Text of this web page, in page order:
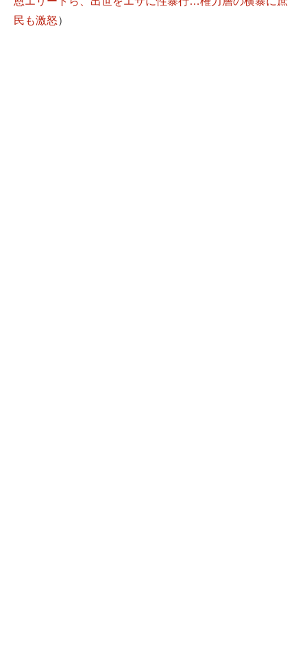
民も激怒）